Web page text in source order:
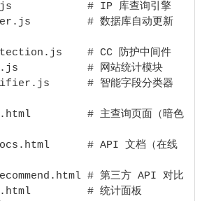
# IP 库查询引擎
# 数据库自动更新
# CC 防护中间件
# 网站统计模块
# 智能字段分类器
# 主查询页面（暗色
# API 文档（在线
# 第三方 API 对比
# 统计面板